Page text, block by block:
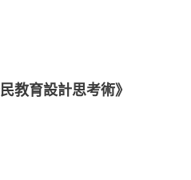
教育設計思考術》